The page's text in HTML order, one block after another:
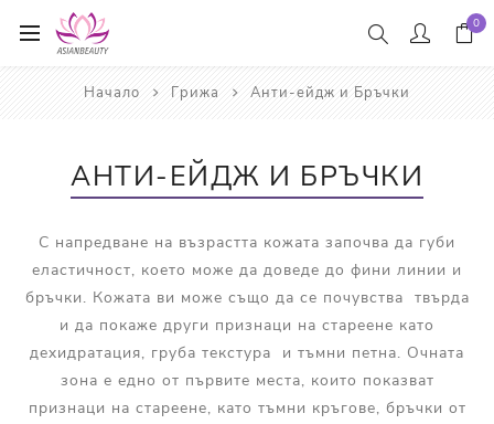
0
Начало Грижа Анти-ейдж и Бръчки
АНТИ-ЕЙДЖ И БРЪЧКИ
С напредване на възрастта кожата започва да губи
еластичност, което може да доведе до фини линии и
бръчки. Кожата ви може също да се почувства твърда
и да покаже други признаци на стареене като
дехидратация, груба текстура и тъмни петна. Очната
зона е едно от първите места, които показват
признаци на стареене, като тъмни кръгове, бръчки от